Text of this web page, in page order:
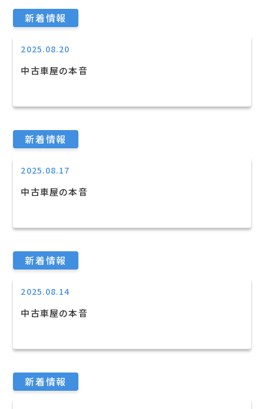
新着情報
2025.08.20
中古車屋の本音
新着情報
2025.08.17
中古車屋の本音
新着情報
2025.08.14
中古車屋の本音
新着情報